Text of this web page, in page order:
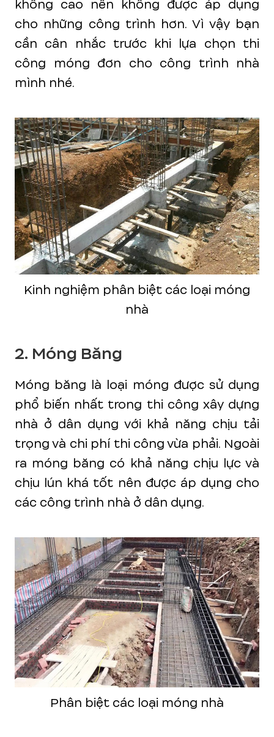
không cao nên không được áp dụng
cho những công trình hơn. Vì vậy bạn
cần cân nhắc trước khi lựa chọn thi
công móng đơn cho công trình nhà
mình nhé.
Kinh nghiệm phân biệt các loại móng
nhà
2. Móng Băng
Móng băng là loại móng được sử dụng
phổ biến nhất trong thi công xây dựng
nhà ở dân dụng với khả năng chịu tải
trọng và chi phí thi công vừa phải. Ngoài
ra móng băng có khả năng chịu lực và
chịu lún khá tốt nên được áp dụng cho
các công trình nhà ở dân dụng.
Phân biệt các loại móng nhà